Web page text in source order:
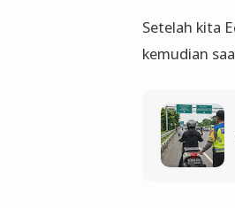
Setelah kita
kemudian